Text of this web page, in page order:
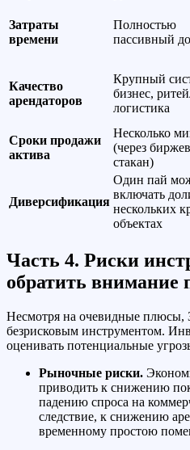
Затраты
времени
Полностью
пассивный
Качество
арендаторов
Крупный
бизнес,
логистика
Сроки продажи
актива
Несколько
(через
стакан)
Диверсификация
Один пай
включать
нескольких
объектах
Часть 4. Риски
обратить внимание
Несмотря на очевидные
безрисковым инструментом.
оценивать потенциальные
Рыночные риски.
приводить к снижению
падению спроса на
следствие, к снижению
временному простою